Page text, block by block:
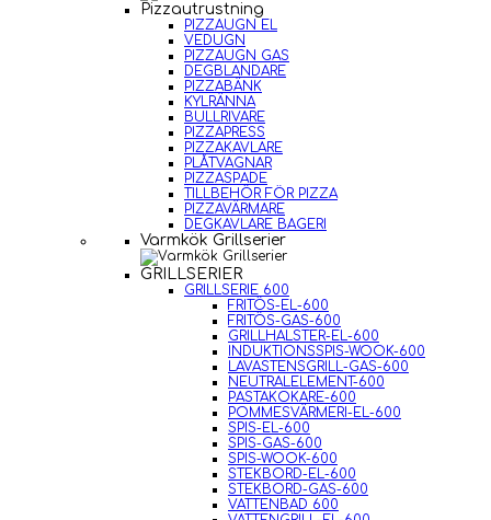
Pizzautrustning
PIZZAUGN EL
VEDUGN
PIZZAUGN GAS
DEGBLANDARE
PIZZABÄNK
KYLRÄNNA
BULLRIVARE
PIZZAPRESS
PIZZAKAVLARE
PLÅTVAGNAR
PIZZASPADE
TILLBEHÖR FÖR PIZZA
PIZZAVÄRMARE
DEGKAVLARE BAGERI
Varmkök Grillserier
GRILLSERIER
GRILLSERIE 600
FRITÖS-EL-600
FRITÖS-GAS-600
GRILLHALSTER-EL-600
INDUKTIONSSPIS-WOOK-600
LAVASTENSGRILL-GAS-600
NEUTRALELEMENT-600
PASTAKOKARE-600
POMMESVÄRMERI-EL-600
SPIS-EL-600
SPIS-GAS-600
SPIS-WOOK-600
STEKBORD-EL-600
STEKBORD-GAS-600
VATTENBAD 600